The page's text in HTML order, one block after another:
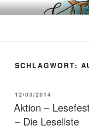
Zum
InhaltVon Büchern erzählen
SCHLAGWORT:
VERÖFFENTLICHT
AM
12/03/2014
Aktion –
– Die Leseliste